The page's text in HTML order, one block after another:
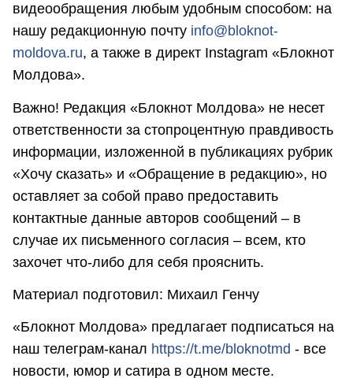
видеообращения любым удобным способом: на
нашу редакционную почту info@bloknot-
moldova.ru, а также в директ Instagram «Блокнот
Молдова».
Важно! Редакция «Блокнот Молдова» не несет
ответственности за стопроцентную правдивость
информации, изложенной в публикациях рубрик
«Хочу сказать» и «Обращение в редакцию», но
оставляет за собой право предоставить
контактные данные авторов сообщений – в
случае их письменного согласия – всем, кто
захочет что-либо для себя прояснить.
Материал подготовил: Михаил Генчу
«Блокнот Молдова» предлагает подписаться на
наш телеграм-канал https://t.me/bloknotmd - все
новости, юмор и сатира в одном месте.